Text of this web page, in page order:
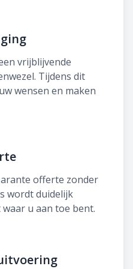
vrijblijvende
Tijdens dit
wensen en maken
offerte zonder
wordt duidelijk
u aan toe bent.